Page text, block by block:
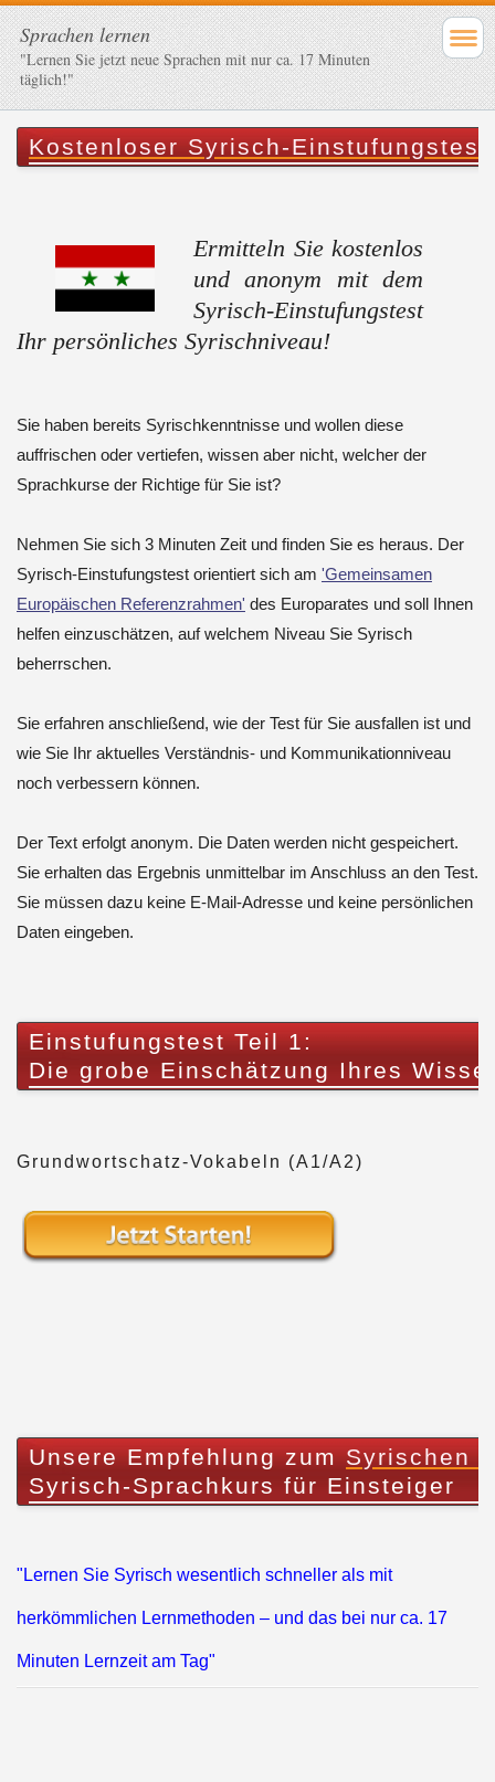
Sprachen lernen
"Lernen Sie jetzt neue Sprachen mit nur ca. 17 Minuten
täglich!"
Kostenloser Syrisch-Einstufungstest
Ermitteln Sie kostenlos
und anonym mit dem
Syrisch-Einstufungstest
Ihr persönliches Syrischniveau!
Sie haben bereits Syrischkenntnisse und wollen diese
auffrischen oder vertiefen, wissen aber nicht, welcher der
Sprachkurse der Richtige für Sie ist?
Nehmen Sie sich 3 Minuten Zeit und finden Sie es heraus. Der
Syrisch-Einstufungstest orientiert sich am 'Gemeinsamen
Europäischen Referenzrahmen' des Europarates und soll Ihnen
helfen einzuschätzen, auf welchem Niveau Sie Syrisch
beherrschen.
Sie erfahren anschließend, wie der Test für Sie ausfallen ist und
wie Sie Ihr aktuelles Verständnis- und Kommunikationniveau
noch verbessern können.
Der Text erfolgt anonym. Die Daten werden nicht gespeichert.
Sie erhalten das Ergebnis unmittelbar im Anschluss an den Test.
Sie müssen dazu keine E-Mail-Adresse und keine persönlichen
Daten eingeben.
Einstufungstest Teil 1:
Die grobe Einschätzung Ihres
Grundwortschatz-Vokabeln (A1/A2)
Unsere Empfehlung zumSyrischen
Syrisch-Sprachkurs für Einsteiger
"Lernen Sie Syrisch wesentlich schneller als mit
herkömmlichen Lernmethoden – und das bei nur ca. 17
Minuten Lernzeit am Tag"